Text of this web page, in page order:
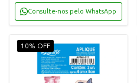
Consulte-nos pelo WhatsApp
10% OFF